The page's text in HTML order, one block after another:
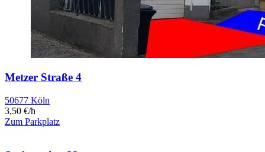
Metzer Straße 4
50677 Köln
3,50 €/h
Zum Parkplatz